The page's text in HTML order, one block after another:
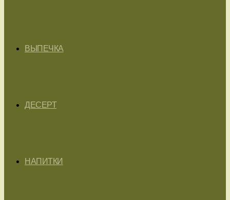
ВЫПЕЧКА
ДЕСЕРТ
НАПИТКИ